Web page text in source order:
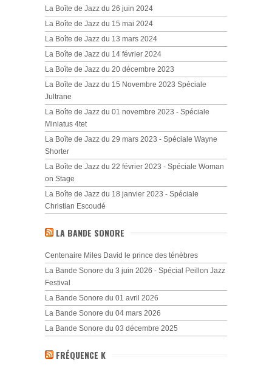
La Boîte de Jazz du 26 juin 2024
La Boîte de Jazz du 15 mai 2024
La Boîte de Jazz du 13 mars 2024
La Boîte de Jazz du 14 février 2024
La Boîte de Jazz du 20 décembre 2023
La Boîte de Jazz du 15 Novembre 2023 Spéciale
Jultrane
La Boîte de Jazz du 01 novembre 2023 - Spéciale
Miniatus 4tet
La Boîte de Jazz du 29 mars 2023 - Spéciale Wayne
Shorter
La Boîte de Jazz du 22 février 2023 - Spéciale Woman
on Stage
La Boîte de Jazz du 18 janvier 2023 - Spéciale
Christian Escoudé
LA BANDE SONORE
Centenaire Miles David le prince des ténèbres
La Bande Sonore du 3 juin 2026 - Spécial Peillon Jazz
Festival
La Bande Sonore du 01 avril 2026
La Bande Sonore du 04 mars 2026
La Bande Sonore du 03 décembre 2025
FRÉQUENCE K